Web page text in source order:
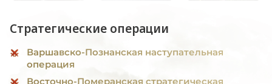
Стратегические операции
Варшавско-Познанская наступательная
операция
Восточно-Померанская стратегическая